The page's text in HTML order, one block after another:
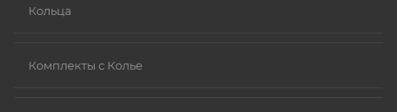
Кольца
Комплекты с Колье